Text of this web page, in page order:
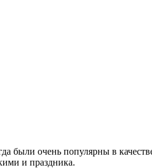
были очень популярны в
и праздника.